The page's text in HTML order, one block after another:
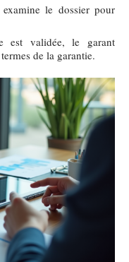
le dossier pour
est validée, le garant
de la garantie.